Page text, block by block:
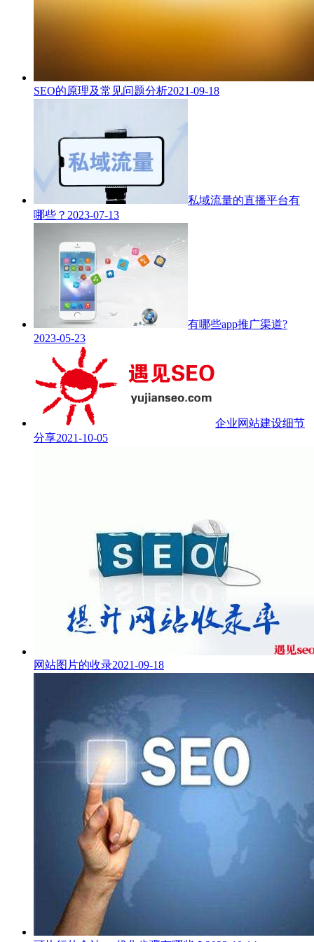
SEO的原理及常见问题分析2021-09-18
私域流量的直播平台有
哪些？ 2023-07-13
有哪些app推广渠道?
2023-05-23
企业网站建设细节
分享2021-10-05
网站图片的收录2021-09-18